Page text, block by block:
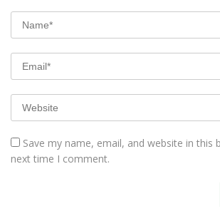
Save my name, email, and website in this
next time I comment.